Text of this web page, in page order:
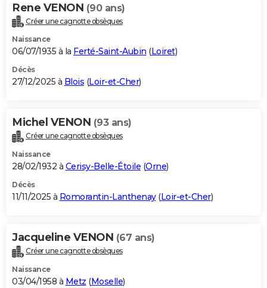
Rene VENON (90 ans)
Créer une cagnotte obsèques
Naissance
06/07/1935 à la Ferté-Saint-Aubin (Loiret)
Décès
27/12/2025 à Blois (Loir-et-Cher)
Michel VENON (93 ans)
Créer une cagnotte obsèques
Naissance
28/02/1932 à Cerisy-Belle-Étoile (Orne)
Décès
11/11/2025 à Romorantin-Lanthenay(Loir-et-Cher)
Jacqueline VENON (67 ans)
Créer une cagnotte obsèques
Naissance
03/04/1958 à Metz (Moselle)